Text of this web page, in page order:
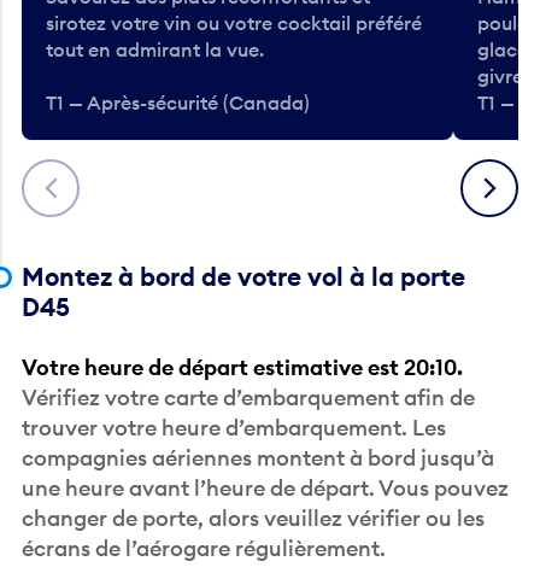
Précédent
sirotez votre vin ou votre cocktail préféré
tout en admirant la vue.
T1 — Après-sécurité (Canada)
poulet
T1 —
Suivant
Montez à bord de votre vol à la porte
D45
Votre heure de départ estimative est 20:10.
Vérifiez votre carte d’embarquement afin de
trouver votre heure d’embarquement. Les
compagnies aériennes montent à bord jusqu’à
une heure avant l’heure de départ. Vous pouvez
changer de porte, alors veuillez vérifier ou les
écrans de l’aérogare régulièrement.